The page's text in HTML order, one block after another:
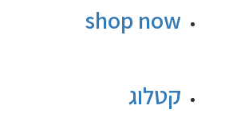
shop now
קטלוג